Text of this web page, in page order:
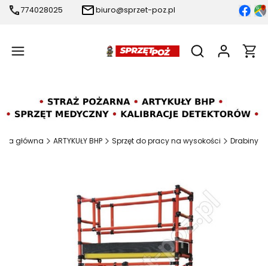
774028025 biuro@sprzet-poz.pl
Otwórz
główna ARTYKUŁY BHP Sprzęt do pracy na wysokości Drabiny